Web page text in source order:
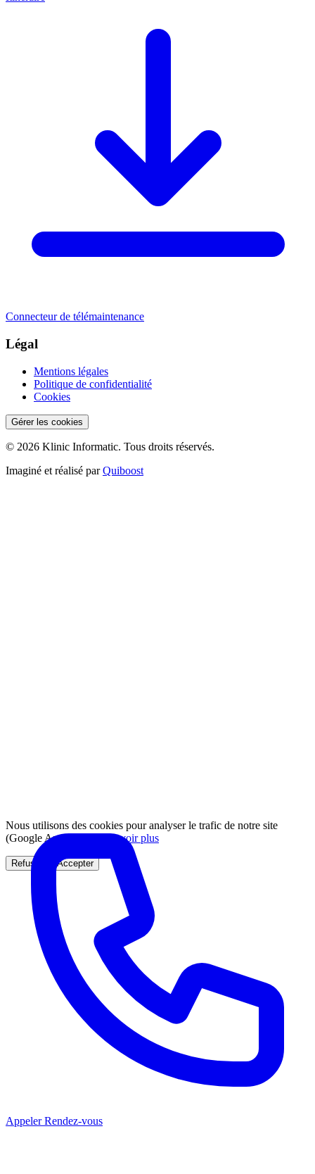
Connecteur de télémaintenance
Légal
Mentions légales
Politique de confidentialité
Cookies
Gérer les cookies
© 2026 Klinic Informatic. Tous droits réservés.
Imaginé et réalisé parQuiboost
AppelerRendez-vous
Nous utilisons des cookies pour analyser le trafic de notre site
(Google Analytics).
En savoir plus
Refuser Accepter